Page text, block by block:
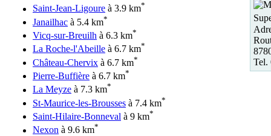
Saint-Jean-Ligoure à 3.9 km*
Janailhac à 5.4 km*
Vicq-sur-Breuilh à 6.3 km*
La Roche-l'Abeille à 6.7 km*
Château-Chervix à 6.7 km*
Pierre-Buffière à 6.7 km*
La Meyze à 7.3 km*
St-Maurice-les-Brousses à 7.4 km*
Saint-Hilaire-Bonneval à 9 km*
Nexon à 9.6 km*
Tel.